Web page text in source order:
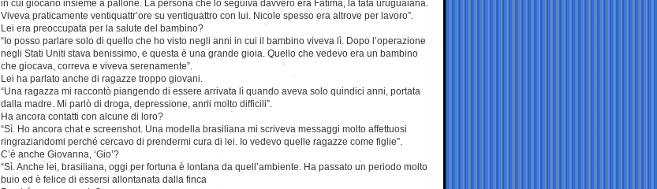
in cui giocano insieme a pallone. La persona che lo seguiva davvero era Fátima, la tata uruguaiana.
Viveva praticamente ventiquattr’ore su ventiquattro con lui. Nicole spesso era altrove per lavoro”.
Lei era preoccupata per la salute del bambino?
“Io posso parlare solo di quello che ho visto negli anni in cui il bambino viveva lì. Dopo l’operazione
negli Stati Uniti stava benissimo, e questa è una grande gioia. Quello che vedevo era un bambino
che giocava, correva e viveva serenamente”.
Lei ha parlato anche di ragazze troppo giovani.
“Una ragazza mi raccontò piangendo di essere arrivata lì quando aveva solo quindici anni, portata
dalla madre. Mi parlò di droga, depressione, anni molto difficili”.
Ha ancora contatti con alcune di loro?
“Sì. Ho ancora chat e screenshot. Una modella brasiliana mi scriveva messaggi molto affettuosi
ringraziandomi perché cercavo di prendermi cura di lei. Io vedevo quelle ragazze come figlie”.
C’è anche Giovanna, ‘Gio’?
“Sì. Anche lei, brasiliana, oggi per fortuna è lontana da quell’ambiente. Ha passato un periodo molto
buio ed è felice di essersi allontanata dalla finca